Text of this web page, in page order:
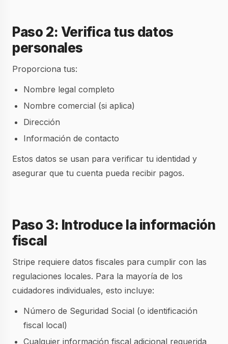
Paso 2: Verifica tus datos
personales
Proporciona tus:
Nombre legal completo
Nombre comercial (si aplica)
Dirección
Información de contacto
Estos datos se usan para verificar tu identidad y
asegurar que tu cuenta pueda recibir pagos.
Paso 3: Introduce la información
fiscal
Stripe requiere datos fiscales para cumplir con las
regulaciones locales. Para la mayoría de los
cuidadores individuales, esto incluye:
Número de Seguridad Social (o identificación
fiscal local)
Cualquier información fiscal adicional requerida